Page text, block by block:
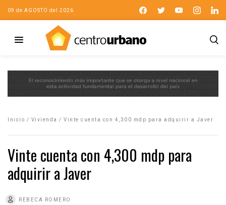
09 de AGOSTO del 2026
Inicio / Vivienda / Vinte cuenta con 4,300 mdp para adquirir a Javer
Vinte cuenta con 4,300 mdp para
adquirir a Javer
REBECA ROMERO